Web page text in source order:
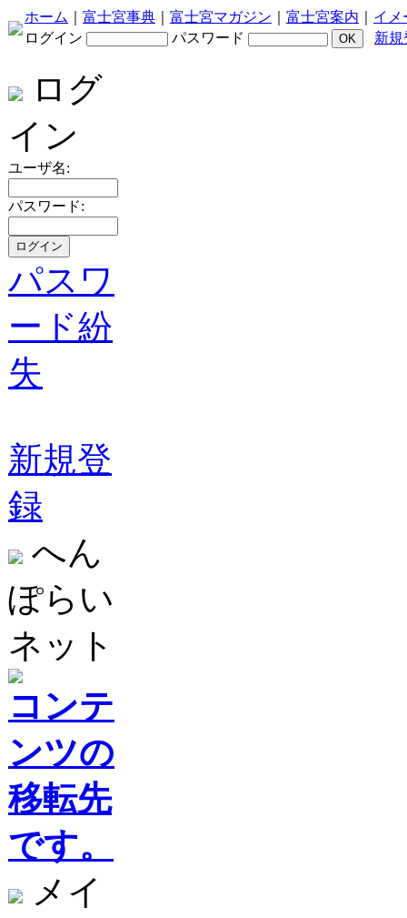
ホーム 富士宮事典 富士宮マガジン 富士宮案内
イメ
ログイン
パスワード 新規
ログ
イン
ユーザ名:
パスワード:
パスワ
ード紛
失
新規登
録
へん
ぽらい
ネット
コンテ
ンツの
移転先
です。
メイ